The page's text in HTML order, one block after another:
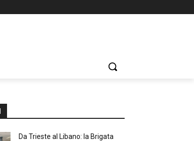
Da Trieste al Libano: la Brigata